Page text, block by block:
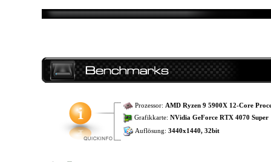
Prozessor: AMD Ryzen 9 5900X 12-Core
Grafikkarte: NVidia GeForce RTX 4070 Super
Auflösung: 3440x1440, 32bit